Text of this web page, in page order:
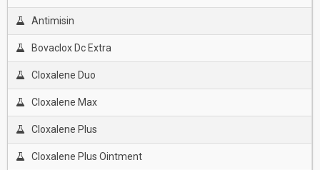
Antimisin
Bovaclox Dc Extra
Cloxalene Duo
Cloxalene Max
Cloxalene Plus
Cloxalene Plus Ointment